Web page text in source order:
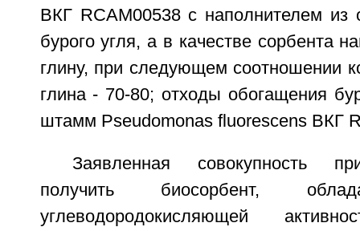
ВКГ RCAM00538 с наполнителем из
бурого угля, а в качестве сорбента
глину, при следующем соотношении
глина - 70-80; отходы обогащения
штамм Pseudomonas fluorescens ВКГ
Заявленная совокупность
получить биосорбент,
углеводородокисляющей